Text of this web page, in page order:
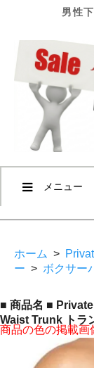
男性
メニュー
ホーム >
ー > ボクサー
■ 商品名 ■
Waist Trunk トラ
商品の色の掲載画